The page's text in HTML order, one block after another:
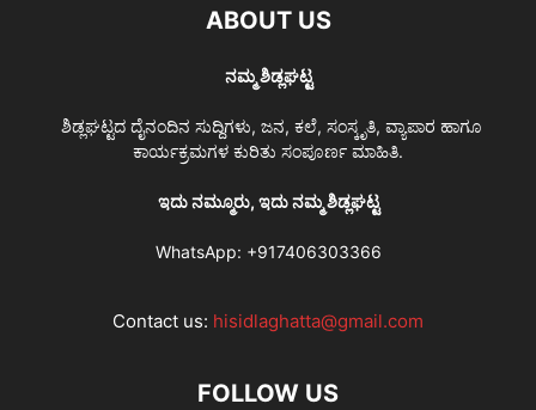
ABOUT US
ನಮ್ಮ ಶಿಡ್ಲಘಟ್ಟ
ಶಿಡ್ಲಘಟ್ಟದ ದೈನಂದಿನ ಸುದ್ದಿಗಳು, ಜನ, ಕಲೆ, ಸಂಸ್ಕೃತಿ, ವ್ಯಾಪಾರ ಹಾಗೂ
ಕಾರ್ಯಕ್ರಮಗಳ ಕುರಿತು ಸಂಪೂರ್ಣ ಮಾಹಿತಿ.
ಇದು ನಮ್ಮೂರು, ಇದು ನಮ್ಮ ಶಿಡ್ಲಘಟ್ಟ
WhatsApp: +917406303366
Contact us: hisidlaghatta@gmail.com
FOLLOW US